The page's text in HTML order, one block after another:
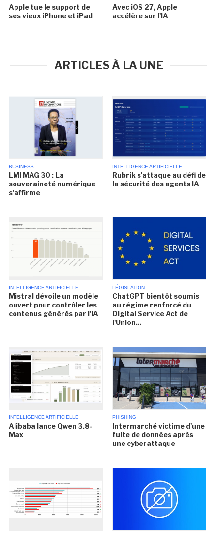
Apple tue le support de
ses vieux iPhone et iPad
Avec iOS 27, Apple
accélère sur l'IA
ARTICLES À LA UNE
BUSINESS
LMI MAG 30 : La
souveraineté numérique
s'affirme
INTELLIGENCE ARTIFICIELLE
Rubrik s'attaque au défi de
la sécurité des agents IA
INTELLIGENCE ARTIFICIELLE
Mistral dévoile un modèle
ouvert pour contrôler les
contenus générés par l'IA
LÉGISLATION
ChatGPT bientôt soumis
au régime renforcé du
Digital Service Act de
l'Union...
INTELLIGENCE ARTIFICIELLE
Alibaba lance Qwen 3.8-
Max
PHISHING
Intermarché victime d'une
fuite de données après
une cyberattaque